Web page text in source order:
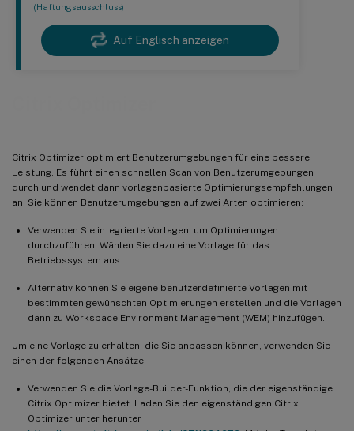
(Haftungsausschluss)
Auf Englisch anzeigen
Citrix Optimizer optimiert Benutzerumgebungen für eine bessere
Leistung. Es führt einen schnellen Scan von Benutzerumgebungen
durch und wendet dann vorlagenbasierte Optimierungsempfehlungen
an. Sie können Benutzerumgebungen auf zwei Arten optimieren:
Verwenden Sie integrierte Vorlagen, um Optimierungen
durchzuführen. Wählen Sie dazu eine Vorlage für das
Betriebssystem aus.
Alternativ können Sie eigene benutzerdefinierte Vorlagen mit
bestimmten gewünschten Optimierungen erstellen und die Vorlagen
dann zu Workspace Environment Management (WEM) hinzufügen.
Um eine Vorlage zu erhalten, die Sie anpassen können, verwenden Sie
einen der folgenden Ansätze:
Verwenden Sie die Vorlage-Builder-Funktion, die der eigenständige
Citrix Optimizer bietet. Laden Sie den eigenständigen Citrix
Optimizer unter herunter